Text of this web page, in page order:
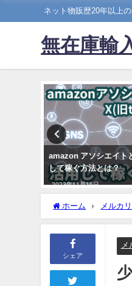
ネット物販歴20年以上
無在庫輸
amazon アソシエイト
して稼ぐ方法とは？
2023年11月16日
ホーム メルカ
シェア
メ